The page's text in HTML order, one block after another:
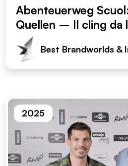
Abenteuerweg
Quellen – Il cling da
Best Brandworlds &
2025